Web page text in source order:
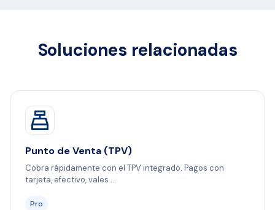
Soluciones relacionadas
Punto de Venta (TPV)
Cobra rápidamente con el TPV integrado. Pagos con
tarjeta, efectivo, vales ...
Pro